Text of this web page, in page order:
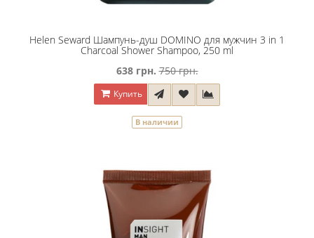
Helen Seward Шампунь-душ DOMINO для мужчин 3 in 1
Charcoal Shower Shampoo, 250 ml
638 грн. 750 грн.
Купить
В наличии